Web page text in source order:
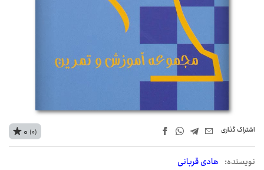
اشتراک‌ گذاری
نويسنده: هادی قربانی
0 (0)